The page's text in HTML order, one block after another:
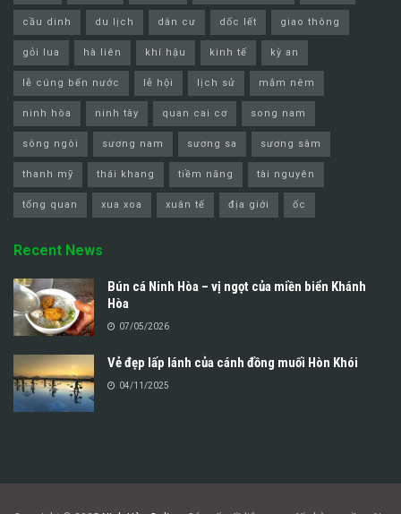
cầu dinh du lịch dân cư dốc lết giao thông
gỏi lua hà liên khí hậu kinh tế kỳ an
lễ cúng bến nước lễ hội lịch sử mắm nêm
ninh hòa ninh tây quan cai cơ song nam
sông ngòi sương nam sương sa sương sâm
thanh mỹ thái khang tiềm năng tài nguyên
tổng quan xua xoa xuân tế địa giới ốc
Recent News
Bún cá Ninh Hòa – vị ngọt của miền biển Khánh
Hòa
07/05/2026
Vẻ đẹp lấp lánh của cánh đồng muối Hòn Khói
04/11/2025